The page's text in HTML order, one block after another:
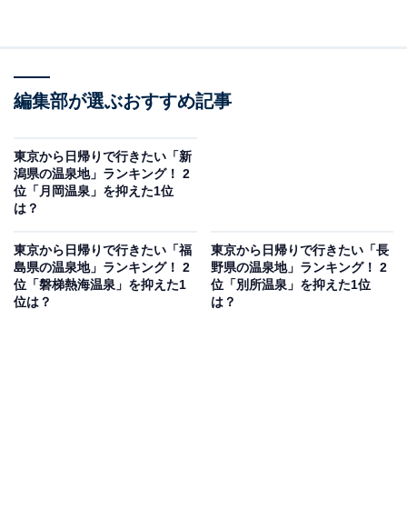
編集部が選ぶおすすめ記事
東京から日帰りで行きたい「新
潟県の温泉地」ランキング！ 2
位「月岡温泉」を抑えた1位
は？
東京から日帰りで行きたい「福
島県の温泉地」ランキング！ 2
位「磐梯熱海温泉」を抑えた1
位は？
東京から日帰りで行きたい「長
野県の温泉地」ランキング！ 2
位「別所温泉」を抑えた1位
は？